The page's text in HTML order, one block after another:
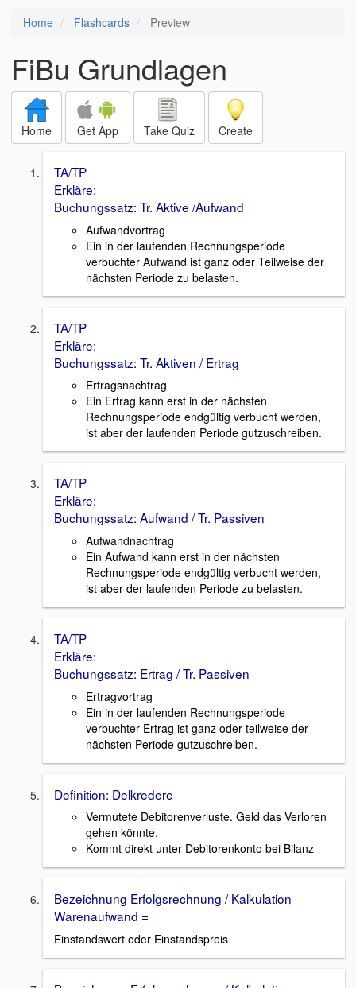
Home Flashcards Preview
FiBu Grundlagen
Home Get App Take Quiz Create
TA/TP
Erkläre:
Buchungssatz: Tr. Aktive /Aufwand
Aufwandvortrag
Ein in der laufenden Rechnungsperiode
verbuchter Aufwand ist ganz oder Teilweise der
nächsten Periode zu belasten.
TA/TP
Erkläre:
Buchungssatz: Tr. Aktiven / Ertrag
Ertragsnachtrag
Ein Ertrag kann erst in der nächsten
Rechnungsperiode endgültig verbucht werden,
ist aber der laufenden Periode gutzuschreiben.
TA/TP
Erkläre:
Buchungssatz: Aufwand / Tr. Passiven
Aufwandnachtrag
Ein Aufwand kann erst in der nächsten
Rechnungsperiode endgültig verbucht werden,
ist aber der laufenden Periode zu belasten.
TA/TP
Erkläre:
Buchungssatz: Ertrag / Tr. Passiven
Ertragvortrag
Ein in der laufenden Rechnungsperiode
verbuchter Ertrag ist ganz oder teilweise der
nächsten Periode gutzuschreiben.
Definition: Delkredere
Vermutete Debitorenverluste. Geld das Verloren
gehen könnte.
Kommt direkt unter Debitorenkonto bei Bilanz
Bezeichnung Erfolgsrechnung / Kalkulation
Warenaufwand =
Einstandswert oder Einstandspreis